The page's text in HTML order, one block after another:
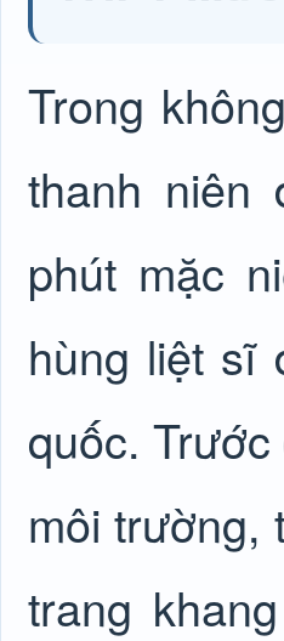
Trong
thanh niên
phút mặc
hùng liệt sĩ
quốc.
môi trường,
trang